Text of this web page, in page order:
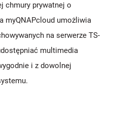
chmury prywatnej o
myQNAPcloud umożliwia
na serwerze TS-
multimedia
i z dowolnej